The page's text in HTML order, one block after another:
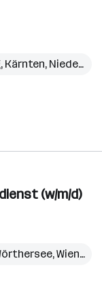
, Kärnten, Niederösterreich
(w/m/d)
,Wien,